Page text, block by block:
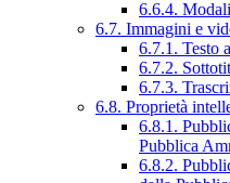
6.6.4.
6.7. Immagini e
6.7.1. Testo
6.7.2.
6.7.3.
6.8. Proprietà
6.8.1.
Pubblica
6.8.2.